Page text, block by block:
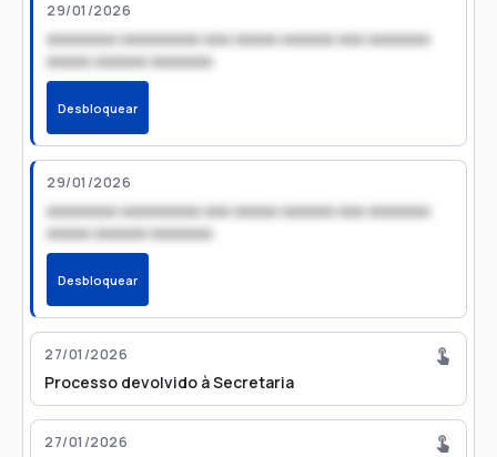
29/01/2026
xxxxxxxx xxxxxxxxx xxx xxxxx xxxxxx xxx xxxxxxx
xxxxx xxxxxx xxxxxxx
Desbloquear
29/01/2026
xxxxxxxx xxxxxxxxx xxx xxxxx xxxxxx xxx xxxxxxx
xxxxx xxxxxx xxxxxxx
Desbloquear
27/01/2026
Processo devolvido à Secretaria
27/01/2026